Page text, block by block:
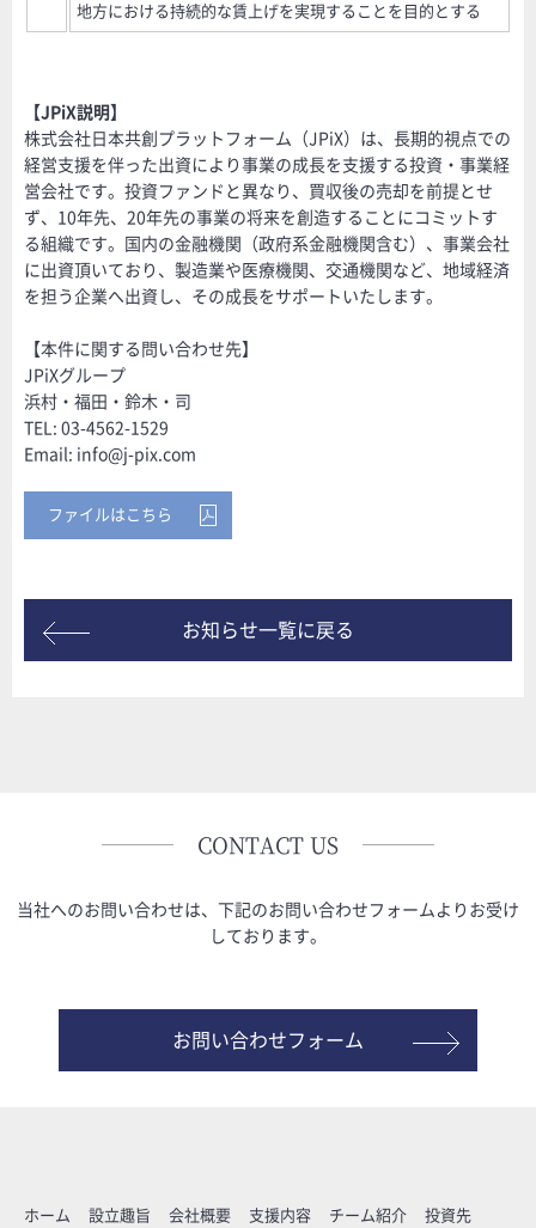
地方における持続的な賃上げを実現することを目的とする
【JPiX説明】
株式会社日本共創プラットフォーム（JPiX）は、長期的視点での
経営支援を伴った出資により事業の成長を支援する投資・事業経
営会社です。投資ファンドと異なり、買収後の売却を前提とせ
ず、10年先、20年先の事業の将来を創造することにコミットす
る組織です。国内の金融機関（政府系金融機関含む）、事業会社
に出資頂いており、製造業や医療機関、交通機関など、地域経済
を担う企業へ出資し、その成長をサポートいたします。
【本件に関する問い合わせ先】
JPiXグループ
浜村・福田・鈴木・司
TEL: 03-4562-1529
Email: info@j-pix.com
ファイルはこちら
お知らせ一覧に戻る
CONTACT US
当社へのお問い合わせは、下記のお問い合わせフォームよりお受け
しております。
お問い合わせフォーム
ホーム 設立趣旨 会社概要 支援内容 チーム紹介 投資先